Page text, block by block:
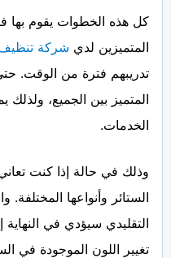
كل هذه الخطوات يقوم
المتميزين لدي شركة
تدريبهم فترة من الوقت.
المتميز بين الجميع،
الخدمات.
وذلك في حالة إذا كنت
الستائر وأنواعها المختلفة.
التقليدي سيؤدي في
تغيير اللون الموجودة في